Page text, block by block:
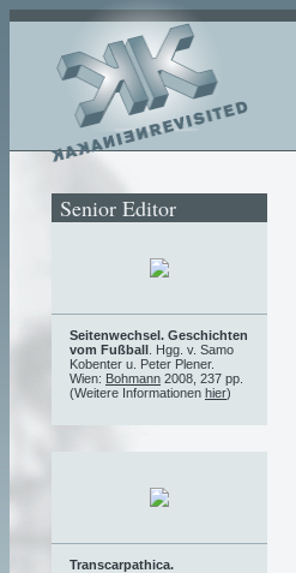
Senior Editor
Seitenwechsel. Geschichten
vom Fußball . Hgg. v. Samo
Kobenter u. Peter Plener.
Wien: Bohmann 2008, 237 pp.
(Weitere Informationen hier)
Transcarpathica.